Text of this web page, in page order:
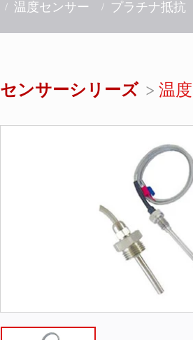
温度センサー プラチナ抵抗
センサーシリーズ 温